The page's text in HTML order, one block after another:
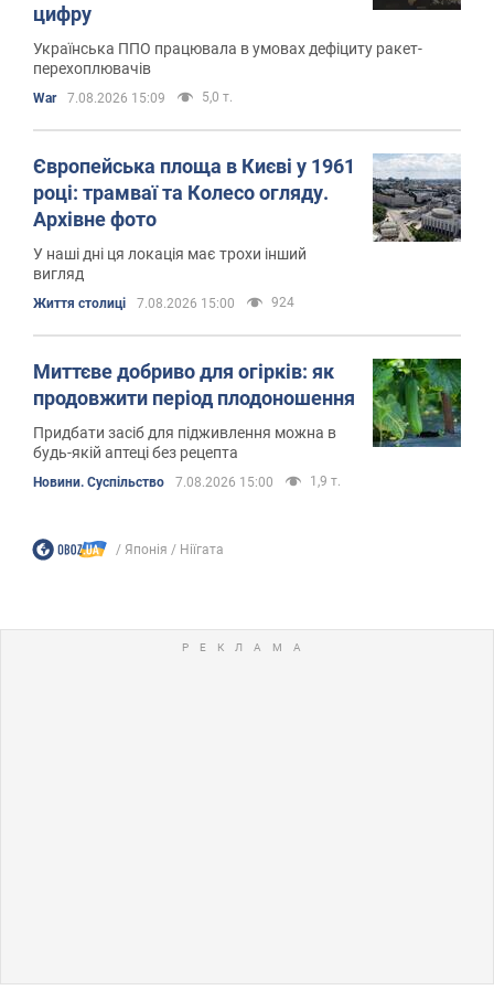
цифру
Українська ППО працювала в умовах дефіциту ракет-
перехоплювачів
War 7.08.2026 15:09 5,0 т.
Європейська площа в Києві у 1961
році: трамваї та Колесо огляду.
Архівне фото
У наші дні ця локація має трохи інший
вигляд
Життя столиці 7.08.2026 15:00 924
Миттєве добриво для огірків: як
продовжити період плодоношення
Придбати засіб для підживлення можна в
будь-якій аптеці без рецепта
Новини. Суспільство 7.08.2026 15:00 1,9 т.
Японія Ніїгата